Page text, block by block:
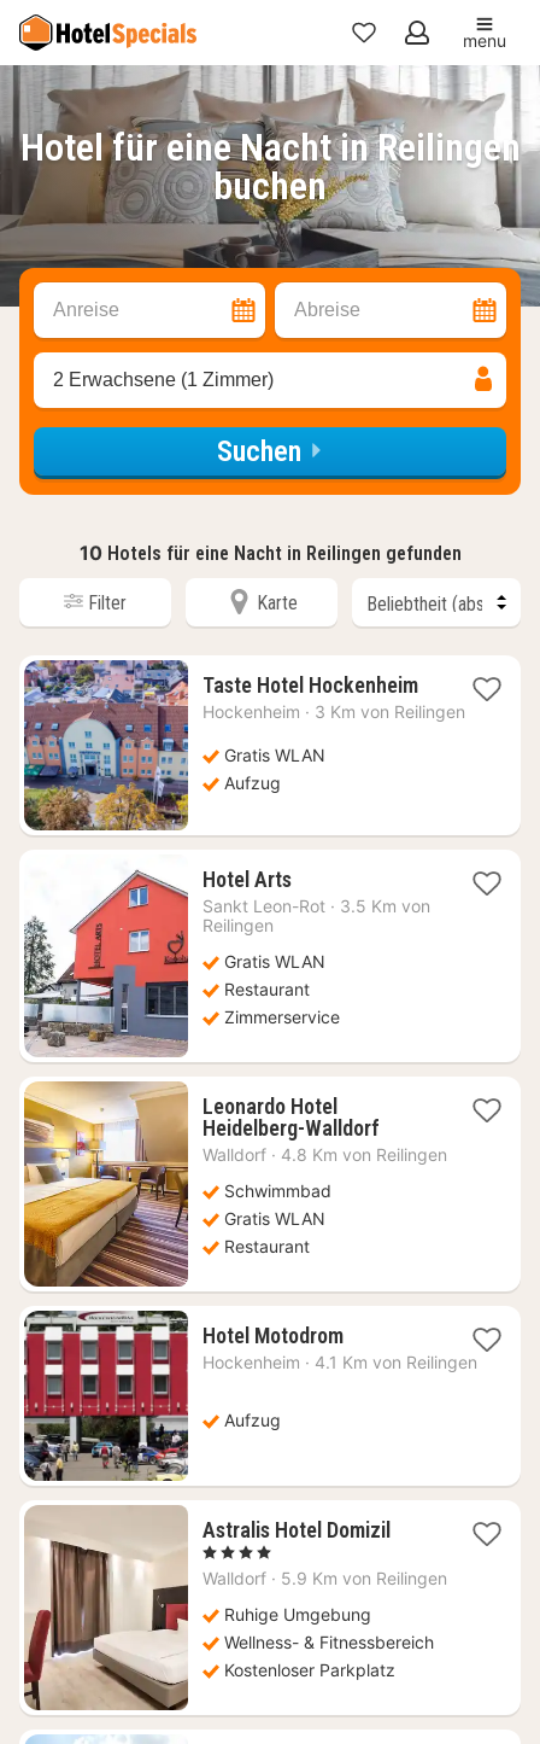
Meine
Favoriten
menu
Hotel für eine Nacht in Reilingen
buchen
Anreise Abreise
2 Erwachsene (1 Zimmer)
Suchen
10 Hotels für eine Nacht in Reilingen gefunden
Filter Karte
Taste Hotel Hockenheim1
Nacht
ab
Hockenheim · 3 Km von Reilingen
Gratis WLAN
Aufzug
Hotel Arts1
Nacht
€
Sankt Leon-Rot · 3.5 Km von
Reilingen
Gratis WLAN
Restaurant
Zimmerservice
Leonardo Hotel
Heidelberg-Walldorf1
Nacht
Walldorf · 4.8 Km von Reilingen
Schwimmbad
Gratis WLAN
Restaurant
Hotel Motodrom1
Nacht
Hockenheim · 4.1 Km von Reilingen
Aufzug
Astralis Hotel Domizil1
ab
155
, 4 Sterne
Walldorf · 5.9 Km von Reilingen
Ruhige Umgebung
Wellness- & Fitnessbereich
Kostenloser Parkplatz